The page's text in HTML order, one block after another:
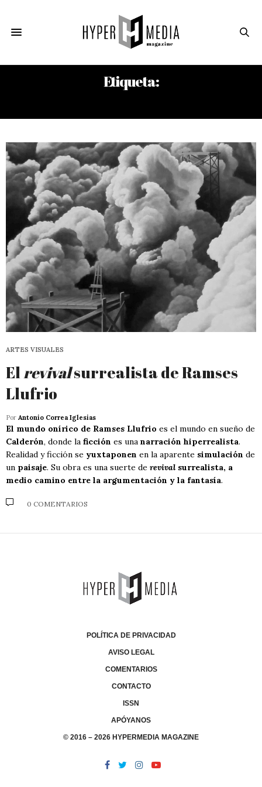
Etiqueta:
ARTES VISUALES
Elrevivalsurrealista de Ramses
Llufrio
Por Antonio Correa Iglesias
El mundo onírico de Ramses Llufrio es el mundo en sueño de
Calderón, donde la ficción es una narración hiperrealista.
Realidad y ficción se yuxtaponen en la aparente simulación de
un paisaje. Su obra es una suerte de revival surrealista, a
medio camino entre la argumentación y la fantasía.
0 COMENTARIOS
POLÍTICA DE PRIVACIDAD
AVISO LEGAL
COMENTARIOS
CONTACTO
ISSN
APÓYANOS
© 2016 – 2026 HYPERMEDIA MAGAZINE